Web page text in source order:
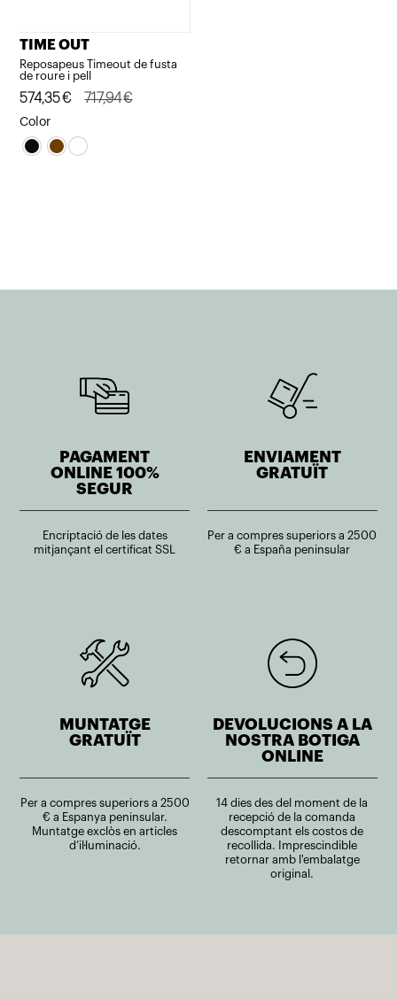
TIME OUT
Reposapeus Timeout de fusta
de roure i pell
717,94€
El
preu
original
574,35€
El
preu
actual
Color
PAGAMENT
ONLINE 100%
SEGUR
Encriptació de les dates
mitjançant el certificat SSL
ENVIAMENT
GRATUÏT
Per a compres superiors a 2500
€ a España peninsular
MUNTATGE
GRATUÏT
Per a compres superiors a 2500
€ a Espanya peninsular.
Muntatge exclòs en articles
d’il·luminació.
DEVOLUCIONS A LA
NOSTRA BOTIGA
ONLINE
14 dies des del moment de la
recepció de la comanda
descomptant els costos de
recollida. Imprescindible
retornar amb l'embalatge
original.